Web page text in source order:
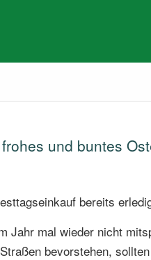
und buntes
bereits
Jahr mal wieder nicht
bevorstehen,